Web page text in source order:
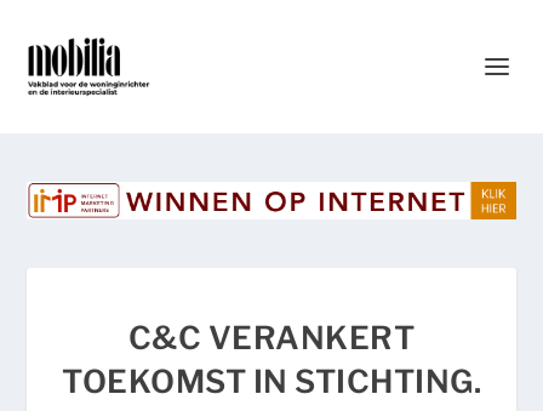
C&C VERANKERT
TOEKOMST IN STICHTING.